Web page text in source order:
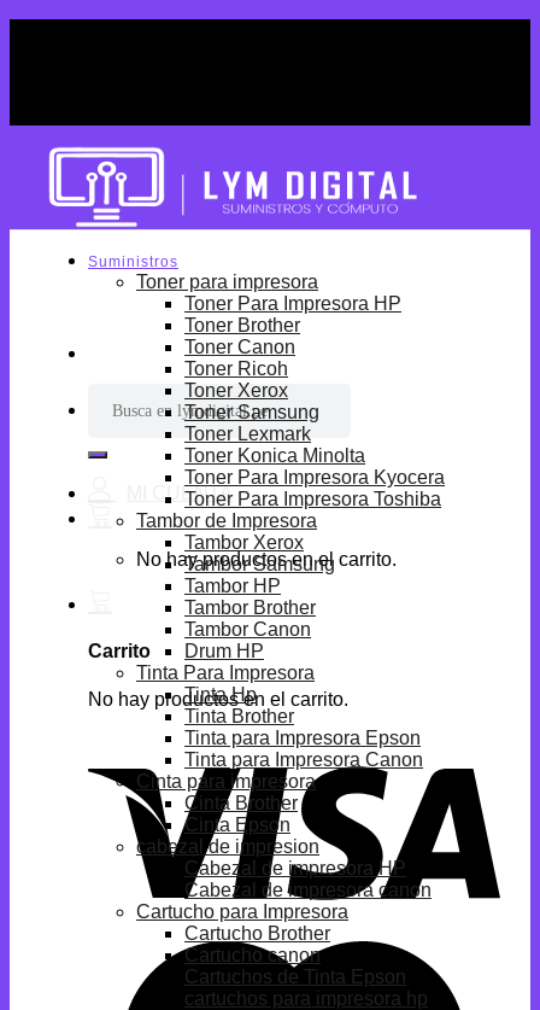
por:
No hay productos en el carrito.
Carrito
No hay productos en el carrito.
Suministros
Toner para impresora
Toner Para Impresora HP
Toner Brother
Toner Canon
Toner Ricoh
Toner Xerox
Toner Samsung
Toner Lexmark
Toner Konica Minolta
Toner Para Impresora Kyocera
Toner Para Impresora Toshiba
Tambor de Impresora
Tambor Xerox
Tambor Samsung
Tambor HP
Tambor Brother
Tambor Canon
Drum HP
Tinta Para Impresora
Tinta Hp
Tinta Brother
Tinta para Impresora Epson
Tinta para Impresora Canon
Cinta para impresora
Cinta Brother
Cinta Epson
cabezal de impresion
Cabezal de impresora HP
Cabezal de impresora canon
Cartucho para Impresora
Cartucho Brother
Cartucho canon
Cartuchos de Tinta Epson
cartuchos para impresora hp